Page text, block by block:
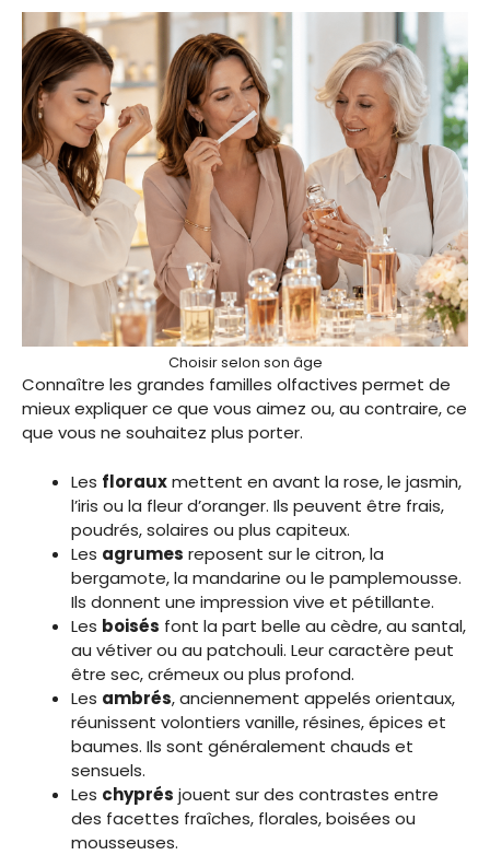
Choisir selon son âge
Connaître les grandes familles olfactives permet de
mieux expliquer ce que vous aimez ou, au contraire, ce
que vous ne souhaitez plus porter.
Les florauxmettent en avant la rose, le jasmin,
l’iris ou la fleur d’oranger. Ils peuvent être frais,
poudrés, solaires ou plus capiteux.
Les agrumes reposent sur le citron, la
bergamote, la mandarine ou le pamplemousse.
Ils donnent une impression vive et pétillante.
Les boisés font la part belle au cèdre, au santal,
au vétiver ou au patchouli. Leur caractère peut
être sec, crémeux ou plus profond.
Les ambrés, anciennement appelés orientaux,
réunissent volontiers vanille, résines, épices et
baumes. Ils sont généralement chauds et
sensuels.
Les chyprés jouent sur des contrastes entre
des facettes fraîches, florales, boisées ou
mousseuses.